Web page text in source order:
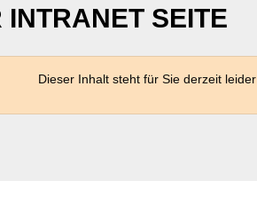
INTRANET SEITE
Dieser Inhalt steht für Sie derzeit